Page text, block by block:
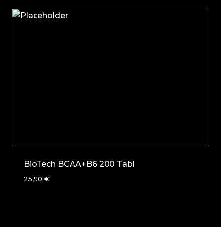
BioTech BCAA+B6 200 Tabl
25,90 €